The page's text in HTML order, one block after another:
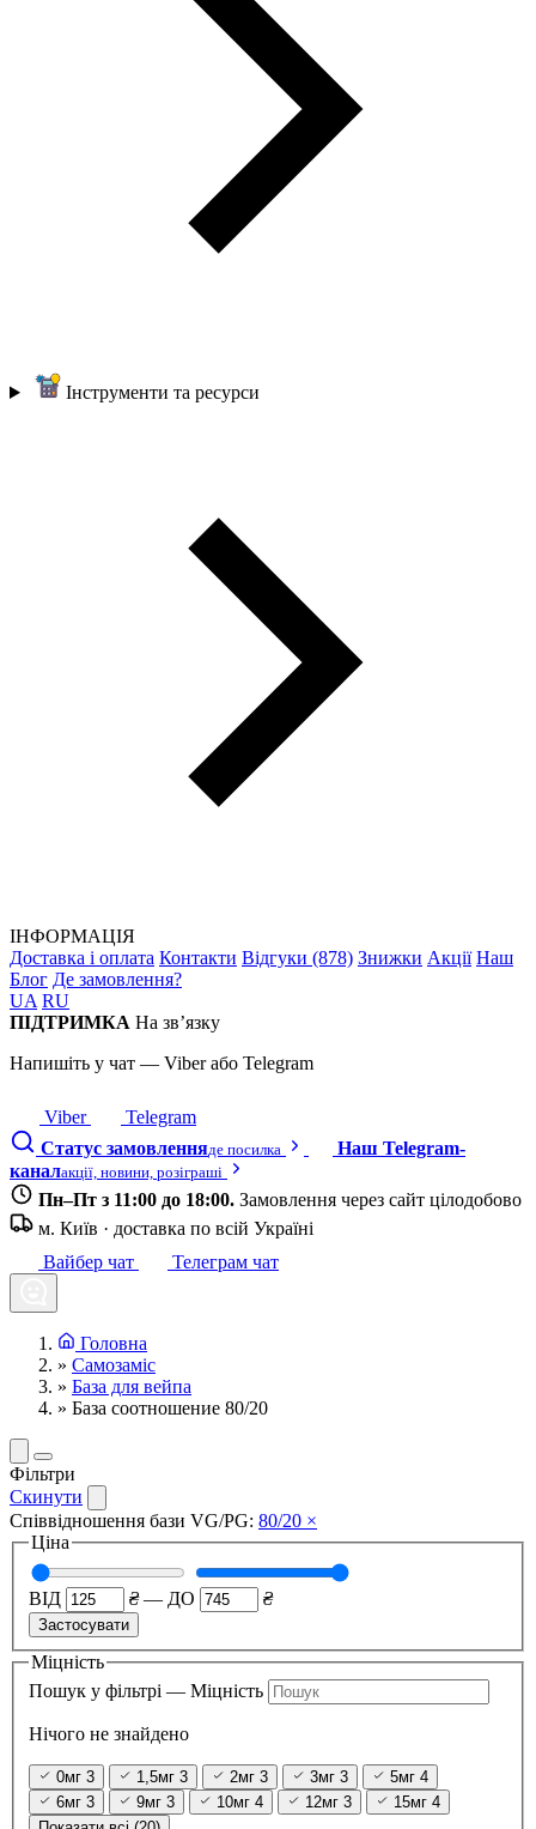
Інструменти та ресурси
ІНФОРМАЦІЯ
Доставка і оплата Контакти Відгуки (878) Знижки Акції Наш
Блог Де замовлення?
UA RU
ПІДТРИМКА На зв’язку
Напишіть у чат — Viber або Telegram
Viber
Telegram
Статус замовленняде посилка
Наш Telegram-
каналакції, новини, розіграші
Пн–Пт з 11:00 до 18:00. Замовлення через сайт цілодобово
м. Київ · доставка по всій Україні
Вайбер чат
Телеграм чат
Головна
» Самозаміс
» База для вейпа
» База соотношение 80/20
Фільтри
Скинути
Співвідношення бази VG/PG: 80/20 ×
Ціна
ВІД ₴ — ДО ₴
Застосувати
Міцність
Пошук у фільтрі — Міцність
Нічого не знайдено
0мг 3 1,5мг 3 2мг 3 3мг 3 5мг 4
6мг 3 9мг 3 10мг 4 12мг 3 15мг 4